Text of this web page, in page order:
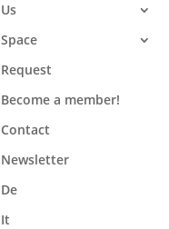
Us
Space
Request
Become a member!
Contact
Newsletter
De
It